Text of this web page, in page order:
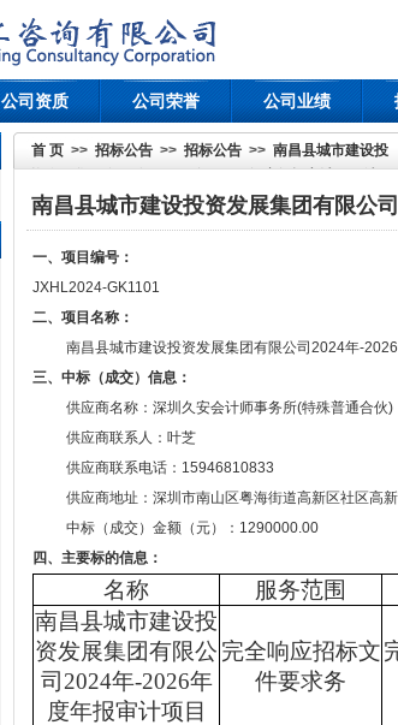
公司资质 公司荣誉 公司业绩
首 页 >> 招标公告 >> 招标公告 >> 南昌县城市建设投
公示
南昌县城市建设投资发展集团有限公
一、项目编号：
JXHL2024-GK1101
二、项目名称：
南昌县城市建设投资发展集团有限公司 2024年-
三、中标（成交）信息：
供应商名称： 深圳久安会计师事务所(特殊普通合伙)
供应商联系人： 叶芝
供应商联系电话：15946810833
供应商地址： 深圳市南山区粤海街道高新区社区高
中标（成交）金额（元）：1290000.00
四、主要标的信息：
名称 服务范围
南昌县城市建设投
资发展集团有限公
司 2024年-2026年
度年报审计项目
完全响应招标文
件要求务